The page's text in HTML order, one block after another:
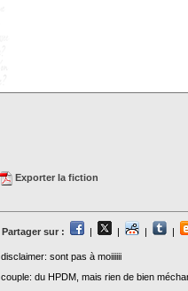
Exporter la fiction
Partager sur : | | | |
disclaimer: sont pas à moiiiiii
couple: du HPDM, mais rien de bien